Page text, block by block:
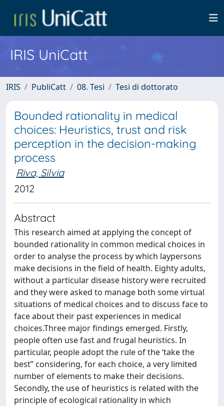
IRIS UniCatt
IRIS PubliCatt 08. Tesi Tesi di dottorato
Bounded rationality in medical
choices: Heuristics, trust and risk
perception in the decision-making
process
Riva, Silvia
2012
Abstract
This research aimed at applying the concept of
bounded rationality in common medical choices in
order to analyse the process by which laypersons
make decisions in the field of health. Eighty adults,
without a particular disease history were recruited
and they were asked to manage both some virtual
situations of medical choices and to discuss face to
face about their past experiences in medical
choices.Three major findings emerged. Firstly,
people often use fast and frugal heuristics. In
particular, people adopt the rule of the ‘take the
best” considering, for each choice, a very limited
number of elements to make their decisions.
Secondly, the use of heuristics is related with the
principle of ecological rationality in which